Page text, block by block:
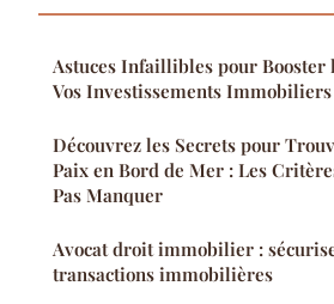
Astuces Infaillibles pour Booster
Vos Investissements Immobiliers
Découvrez les Secrets pour
Paix en Bord de Mer : Les
Pas Manquer
Avocat droit immobilier :
transactions immobilières